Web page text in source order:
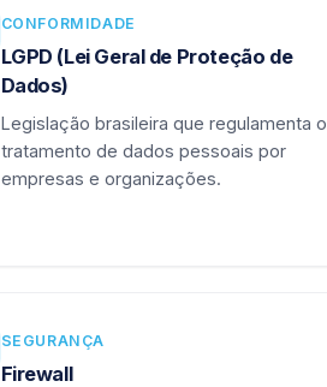
CONFORMIDADE
LGPD (Lei Geral de Proteção de
Dados)
Legislação brasileira que regulamenta o
tratamento de dados pessoais por
empresas e organizações.
SEGURANÇA
Firewall